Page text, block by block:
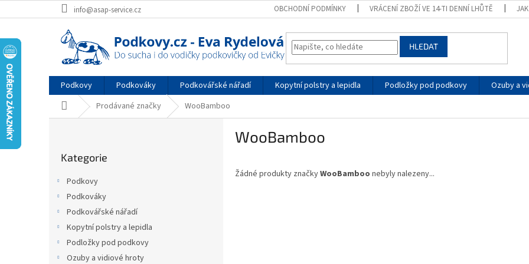
na
info@asap-service.cz OBCHODNÍ PODMÍNKY VRÁCENÍ ZBOŽÍ VE 14-TI DENNÍ LHŮTĚ
HLEDAT
Podkovy Podkováky Podkovářské nářadí Kopytní polstry a lepidla Podložky pod podkovy Ozuby a
Domů Prodávané značky WooBamboo
kategorie
Kategorie
Podkovy
Podkováky
Podkovářské nářadí
Kopytní polstry a lepidla
Podložky pod podkovy
Ozuby a vidiové hroty
WooBamboo
Žádné produkty značkyWooBamboo nebyly nalezeny...